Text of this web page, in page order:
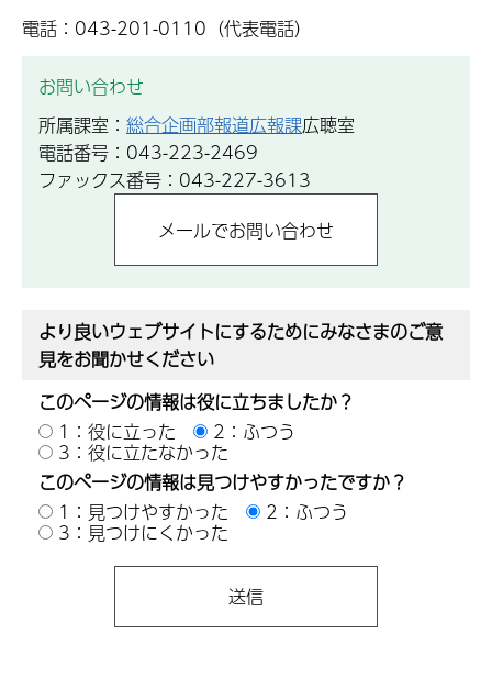
電話：043-201-0110（代表電話）
お問い合わせ
所属課室： 総合企画部報道広報課広聴室
電話番号：043-223-2469
ファックス番号：043-227-3613
より良いウェブサイトにするためにみなさまのご意
見をお聞かせください
このページの情報は役に立ちましたか？
1：役に立った
2：ふつう
3：役に立たなかった
このページの情報は見つけやすかったですか？
1：見つけやすかった
2：ふつう
3：見つけにくかった